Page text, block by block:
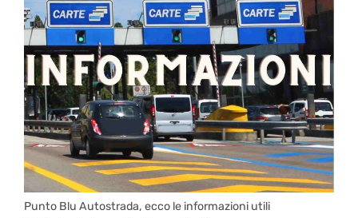
Punto Blu Autostrada, ecco le informazioni utili